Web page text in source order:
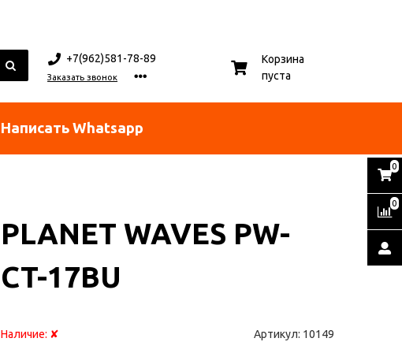
+7(962)581-78-89
Заказать звонок
Корзина
пуста
Написать Whatsapp
PLANET WAVES PW-
CT-17BU
Наличие: ✘ Артикул: 10149
0
0